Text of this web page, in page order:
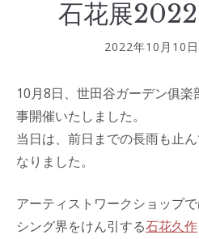
石花展
2022年10月10日
10月8日、世田谷ガーデン俱
事開催いたしました。
当日は、前日までの長雨も止
なりました。
アーティストワークショップ
シング界をけん引する石花久作